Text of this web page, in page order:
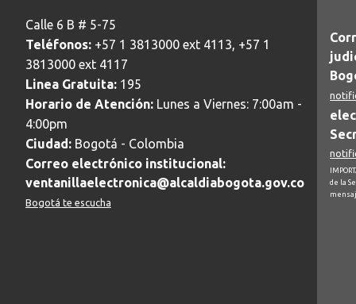
Calle 6 B # 5-75
Teléfonos: +57 1 3813000 ext 4113, +57 1
3813000 ext 4117
Linea Gratuita: 195
Horario de Atención: Lunes a Viernes: 7:00am -
4:00pm
Ciudad: Bogotá - Colombia
Correo electrónico institucional:
ventanillaelectronica@alcaldiabogota.gov.co
Bogotá te escucha
de la